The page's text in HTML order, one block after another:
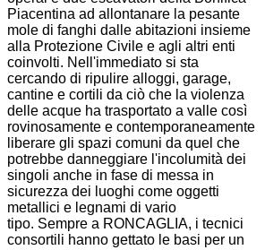
Piacentina ad allontanare la pesante
mole di fanghi dalle abitazioni insieme
alla Protezione Civile e agli altri enti
coinvolti. Nell'immediato si sta
cercando di ripulire alloggi, garage,
cantine e cortili da ciò che la violenza
delle acque ha trasportato a valle così
rovinosamente e contemporaneamente
liberare gli spazi comuni da quel che
potrebbe danneggiare l'incolumità dei
singoli anche in fase di messa in
sicurezza dei luoghi come oggetti
metallici e legnami di vario
tipo. Sempre a RONCAGLIA, i tecnici
consortili hanno gettato le basi per un